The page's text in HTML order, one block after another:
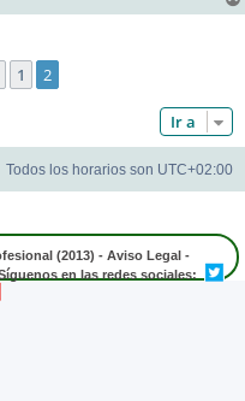
Anterior
1 2
Ir a
Todos los horarios son UTC+02:00
(2013) - Aviso Legal -
en las redes sociales: